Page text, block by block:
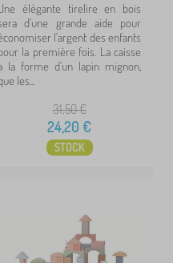
élégante tirelire en bois
d'une grande aide pour
l'argent des enfants
la première fois. La caisse
la forme d'un lapin mignon,
les...
31,50€
24,20 €
STOCK